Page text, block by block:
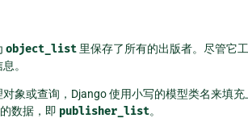
object_list 里保存了所有的出版者。尽管它
。
象或查询，Django 使用小写的模型类名来填充
数据，即 publisher_list。